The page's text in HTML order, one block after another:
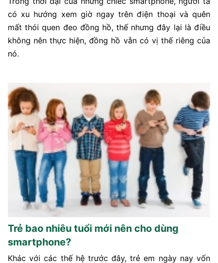
có xu hướng xem giờ ngay trên điện thoại và quên
mất thói quen đeo đồng hồ, thế nhưng đây lại là điều
không nên thực hiện, đồng hồ vẫn có vị thế riêng của
nó.
Trẻ bao nhiêu tuổi mới nên cho dùng
smartphone?
Khác với các thế hệ trước đây, trẻ em ngày nay vốn